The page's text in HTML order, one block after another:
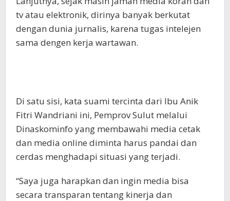
tv atau elektronik, dirinya banyak berkutat
dengan dunia jurnalis, karena tugas intelejen
sama dengen kerja wartawan.
Di satu sisi, kata suami tercinta dari Ibu Anik
Fitri Wandriani ini, Pemprov Sulut melalui
Dinaskominfo yang membawahi media cetak
dan media online diminta harus pandai dan
cerdas menghadapi situasi yang terjadi.
“Saya juga harapkan dan ingin media bisa
secara transparan tentang kinerja dan